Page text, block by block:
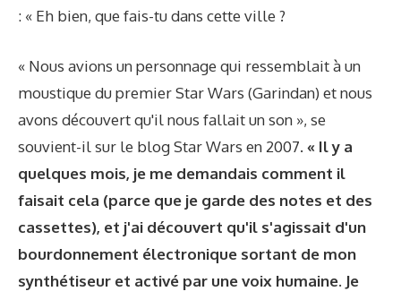
: « Eh bien, que fais-tu dans cette ville ?
« Nous avions un personnage qui ressemblait à un
moustique du premier Star Wars (Garindan) et nous
avons découvert qu'il nous fallait un son », se
souvient-il sur le blog Star Wars en 2007. « Il y a
quelques mois, je me demandais comment il
faisait cela (parce que je garde des notes et des
cassettes), et j'ai découvert qu'il s'agissait d'un
bourdonnement électronique sortant de mon
synthétiseur et activé par une voix humaine. Je